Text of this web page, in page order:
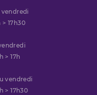
vendredi
> 17h30
> 17h
vendredi
> 17h30